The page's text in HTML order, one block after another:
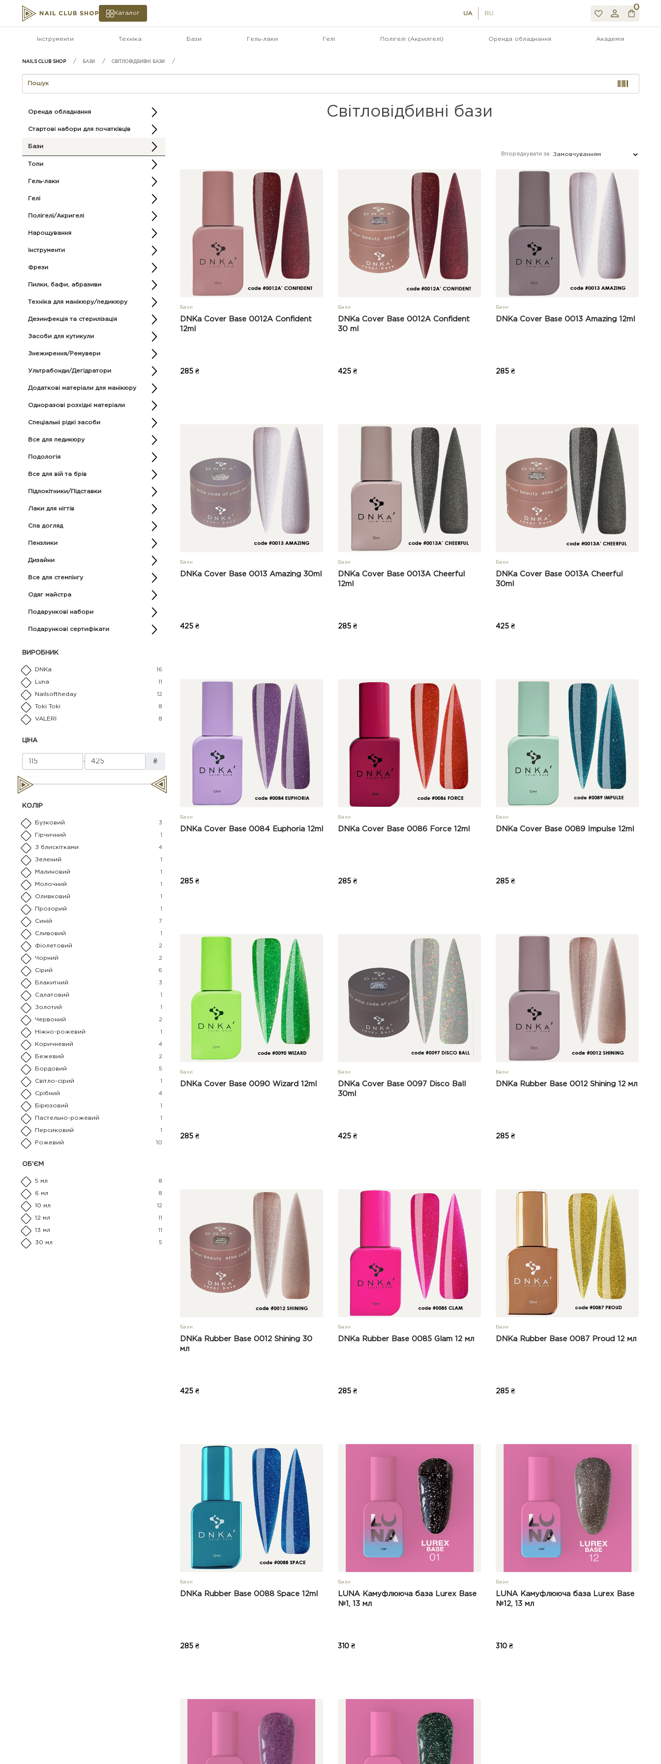
Каталог UA RU
0
Інструменти Техніка Бази Гель-лаки Гелі Полігелі (Акрилгелі) Оренда обладнання Академія
БАЗИ СВІТЛОВІДБИВНІ БАЗИ
Оренда обладнання
Стартові набори для початківців
Бази
Топи
Гель-лаки
Гелі
Полігелі/Акригелі
Нарощування
Інструменти
Фрези
Пилки, бафи, абразиви
Техніка для манікюру/педикюру
Дезинфекція та стерилізація
Засоби для кутикули
Знежирення/Ремувери
Ультрабонди/Дегідратори
Додаткові матеріали для манікюру
Одноразові розхідні матеріали
Спеціальні рідкі засоби
Все для педикюру
Подологія
Все для вій та брів
Підлокітники/Підставки
Лаки для нігтів
Спа догляд
Пензлики
Дизайни
Все для стемпінгу
Одяг майстра
Подарункові набори
Подарункові сертифікати
ВИРОБНИК
DNKa 16
Luna 11
Nailsoftheday 12
Toki Toki 8
VALERI 8
ЦІНА
- ₴
КОЛІР
Бузковий 3
Гірчичний 1
З блискітками 4
Зелений 1
Малиновий 1
Молочний 1
Оливковий 1
Прозорий 1
Синій 7
Сливовий 1
Фіолетовий 2
Чорний 2
Сірий 6
Блакитний 3
Салатовий 1
Золотий 1
Червоний 2
Ніжно-рожевий 1
Коричневий 4
Бежевий 2
Бордовий 5
Світло-сірий 1
Срібний 4
Бірюзовий 1
Пастельно-рожевий 1
Персиковий 1
Рожевий 10
ОБ'ЄМ
5 мл 8
6 мл 8
10 мл 12
12 мл 11
13 мл 11
30 мл 5
Світловідбивні бази
Впорядкувати за:
Бази
DNKa Cover Base 0012A Confident
12ml
285 ₴
Бази
DNKa Cover Base 0012A Confident
30 ml
425 ₴
Бази
DNKa Cover Base 0013 Amazing 12ml
285 ₴
Бази
DNKa Cover Base 0013 Amazing 30ml
425 ₴
Бази
DNKa Cover Base 0013A Cheerful
12ml
285 ₴
Бази
DNKa Cover Base 0013A Cheerful
30ml
425 ₴
Бази
DNKa Cover Base 0084 Euphoria 12ml
285 ₴
Бази
DNKa Cover Base 0086 Force 12ml
285 ₴
Бази
DNKa Cover Base 0089 Impulse 12ml
285 ₴
Бази
DNKa Cover Base 0090 Wizard 12ml
285 ₴
Бази
DNKa Cover Base 0097 Disco Ball
30ml
425 ₴
Бази
DNKa Rubber Base 0012 Shining 12 мл
285 ₴
Бази
DNKa Rubber Base 0012 Shining 30
мл
425 ₴
Бази
DNKa Rubber Base 0085 Glam 12 мл
285 ₴
Бази
DNKa Rubber Base 0087 Proud 12 мл
285 ₴
Бази
DNKa Rubber Base 0088 Space 12ml
285 ₴
Бази
LUNA Камуфлююча база Lurex Base
№1, 13 мл
310 ₴
Бази
LUNA Камуфлююча база Lurex Base
№12, 13 мл
310 ₴